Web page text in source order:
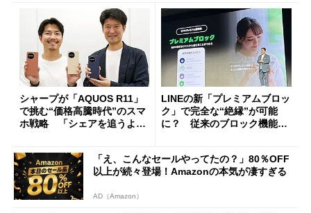
シャープが「AQUOS R11」
で挑む“価格高騰時代”のスマ
ホ戦略 「シェアを追うより
LINEの新「プレミアムブロッ
ク」で完全な“絶縁”が可能
に？ 従来のブロック機能と
「え、こんなセールやってたの？」80％OFF
以上が続々登場！Amazonの本気が凄すぎる
AD（Amazon）